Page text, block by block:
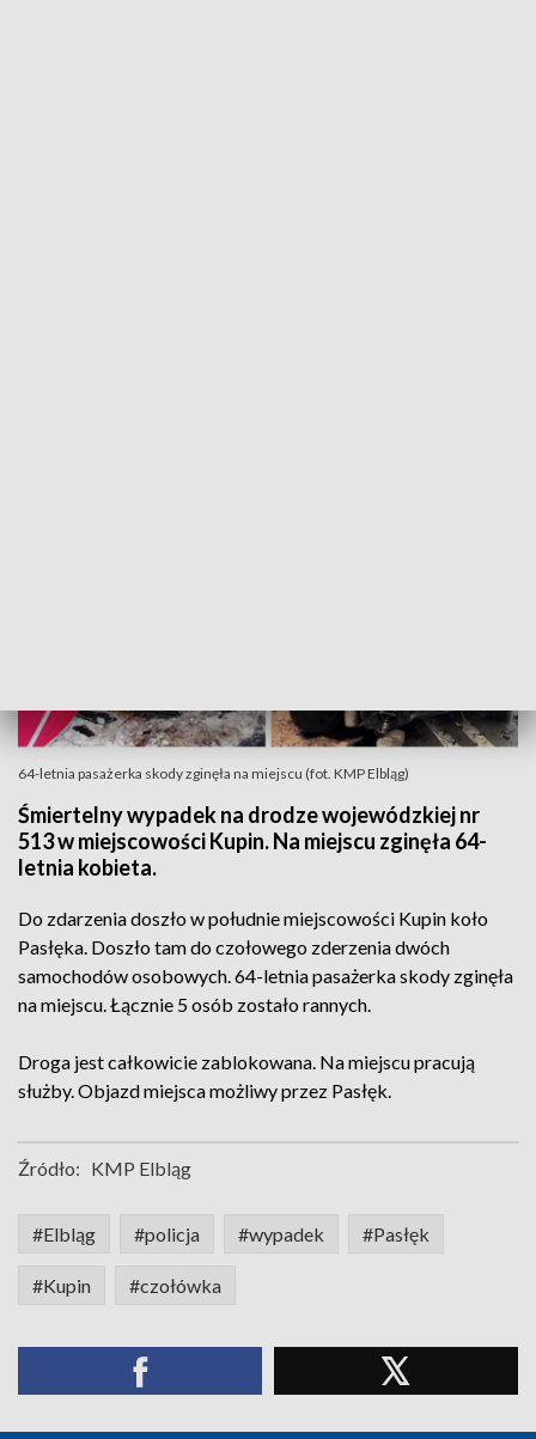
64-letnia pasażerka skody zginęła na miejscu (fot. KMP Elbląg)
Śmiertelny wypadek na drodze wojewódzkiej nr
513 w miejscowości Kupin. Na miejscu zginęła 64-
letnia kobieta.
Do zdarzenia doszło w południe miejscowości Kupin koło
Pasłęka. Doszło tam do czołowego zderzenia dwóch
samochodów osobowych. 64-letnia pasażerka skody zginęła
na miejscu. Łącznie 5 osób zostało rannych.
Droga jest całkowicie zablokowana. Na miejscu pracują
służby. Objazd miejsca możliwy przez Pasłęk.
Źródło: KMP Elbląg
#Elbląg #policja #wypadek #Pasłęk
#Kupin #czołówka